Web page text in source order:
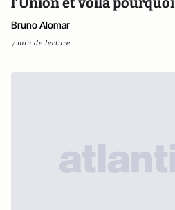
Bruno Alomar
7 min de lecture